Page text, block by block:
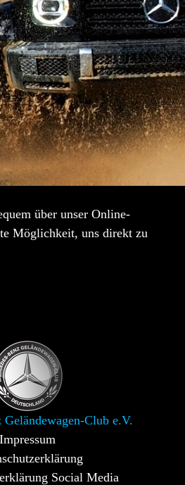
über unser Online-
Möglichkeit, uns direkt zu
Geländewagen-Club e.V.
Impressum
Social Media